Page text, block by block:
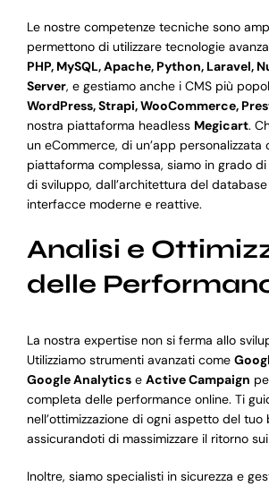
Le nostre competenze tecniche sono
permettono di utilizzare tecnologie
PHP, MySQL, Apache, Python, Laravel,
Server, e gestiamo anche i CMS più
WordPress, Strapi, WooCommerce,
nostra piattaforma headless Megicart.
un eCommerce, di un’app personalizzata
piattaforma complessa, siamo in grado
di sviluppo, dall’architettura del
interfacce moderne e reattive.
Analisi e
delle
La nostra expertise non si ferma allo
Utilizziamo strumenti avanzati come
Google Analyticse Active Campaign
completa delle performance online. Ti
nell’ottimizzazione di ogni aspetto del tuo
assicurandoti di massimizzare il ritorno
Inoltre, siamo specialisti in sicurezza e